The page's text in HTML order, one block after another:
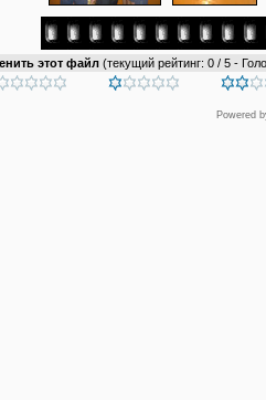
этот файл (текущий рейтинг: 0 / 5 -
Powered